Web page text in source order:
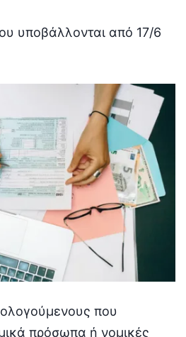
υποβάλλονται από 17/6
που
πρόσωπα ή νομικές